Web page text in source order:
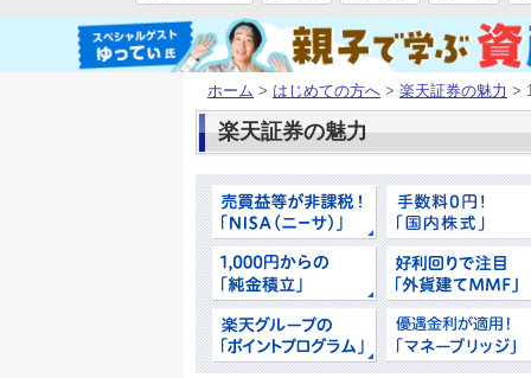
ホーム > はじめての方へ > 楽天証券の魅力 >
楽天証券の魅力